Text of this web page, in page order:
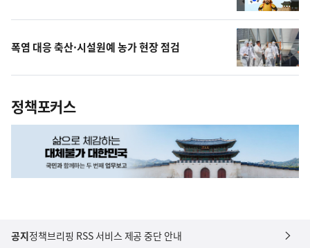
폭염 대응 축산·시설원예 농가 현장 점검
정책포커스
공지정책브리핑 RSS 서비스 제공 중단 안내